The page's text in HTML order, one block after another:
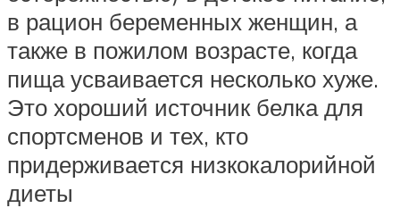
в рацион беременных женщин, а
также в пожилом возрасте, когда
пища усваивается несколько хуже.
Это хороший источник белка для
спортсменов и тех, кто
придерживается низкокалорийной
диеты